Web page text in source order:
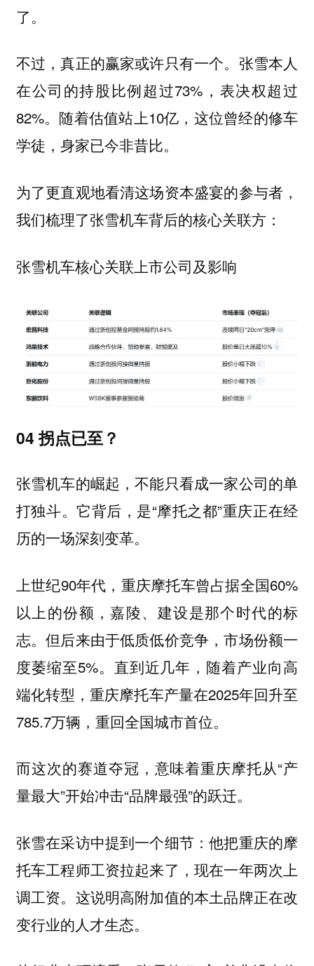
了。
不过，真正的赢家或许只有一个。张雪本人
在公司的持股比例超过73%，表决权超过
82%。随着估值站上10亿，这位曾经的修车
学徒，身家已今非昔比。
为了更直观地看清这场资本盛宴的参与者，
我们梳理了张雪机车背后的核心关联方：
张雪机车核心关联上市公司及影响
04 拐点已至？
张雪机车的崛起，不能只看成一家公司的单
打独斗。它背后，是“摩托之都”重庆正在经
历的一场深刻变革。
上世纪90年代，重庆摩托车曾占据全国60%
以上的份额，嘉陵、建设是那个时代的标
志。但后来由于低质低价竞争，市场份额一
度萎缩至5%。直到近几年，随着产业向高
端化转型，重庆摩托车产量在2025年回升至
785.7万辆，重回全国城市首位。
而这次的赛道夺冠，意味着重庆摩托从“产
量最大”开始冲击“品牌最强”的跃迁。
张雪在采访中提到一个细节：他把重庆的摩
托车工程师工资拉起来了，现在一年两次上
调工资。这说明高附加值的本土品牌正在改
变行业的人才生态。